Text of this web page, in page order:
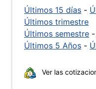
Últimos 15 días -
Últimos trimestre
Últimos semestre -
Últimos 5 Años -
Ver las